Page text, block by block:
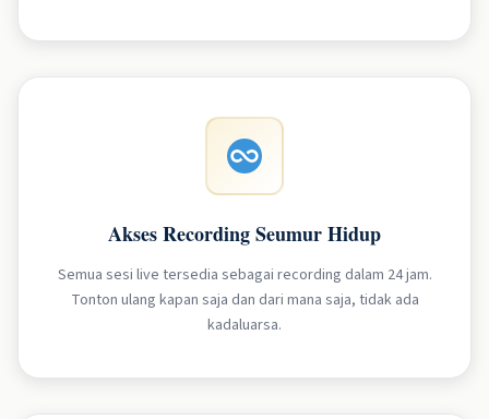
Akses Recording Seumur Hidup
Semua sesi live tersedia sebagai recording dalam 24 jam.
Tonton ulang kapan saja dan dari mana saja, tidak ada
kadaluarsa.